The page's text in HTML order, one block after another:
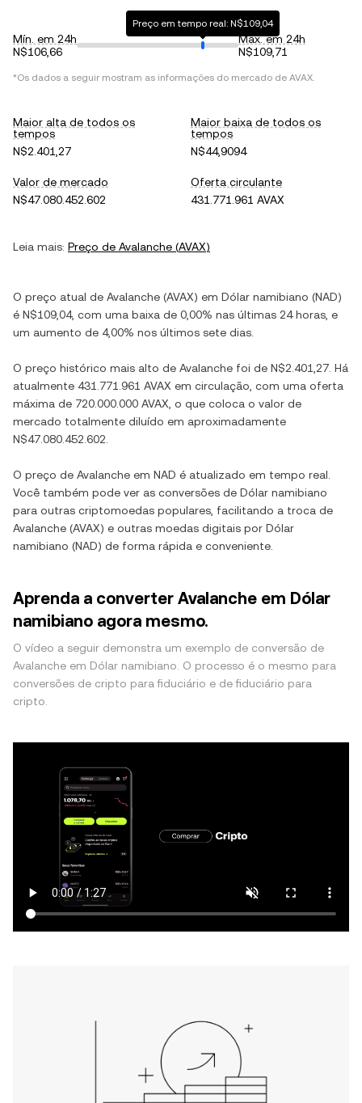
Mín. em 24h
N$106,66
Preço em tempo real: N$109,04
Máx. em 24h
N$109,71
*Os dados a seguir mostram as informações do mercado de AVAX.
Maior alta de todos os
tempos
N$2.401,27
Maior baixa de todos os
tempos
N$44,9094
Valor de mercado
N$47.080.452.602
Oferta circulante
431.771.961 AVAX
Leia mais: Preço de Avalanche (AVAX)
O preço atual de Avalanche (AVAX) em Dólar namibiano (NAD)
é N$109,04, com uma baixa de 0,00% nas últimas 24 horas, e
um aumento de 4,00% nos últimos sete dias.
O preço histórico mais alto de Avalanche foi de N$2.401,27 . Há
atualmente 431.771.961 AVAX em circulação, com uma oferta
máxima de 720.000.000 AVAX , o que coloca o valor de
mercado totalmente diluído em aproximadamente
N$47.080.452.602
O preço de Avalanche em NAD é atualizado em tempo real.
Você também pode ver as conversões de Dólar namibiano
para outras criptomoedas populares, facilitando a troca de
Avalanche (AVAX) e outras moedas digitais por Dólar
namibiano (NAD) de forma rápida e conveniente.
Aprenda a converter Avalanche em Dólar
namibiano agora mesmo.
O vídeo a seguir demonstra um exemplo de conversão de
Avalanche em Dólar namibiano. O processo é o mesmo para
conversões de cripto para fiduciário e de fiduciário para
cripto.